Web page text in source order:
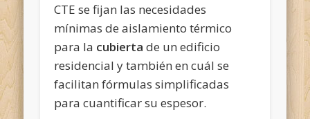
CTE se fijan las necesidades
mínimas de aislamiento térmico
para la cubierta de un edificio
residencial y también en cuál se
facilitan fórmulas simplificadas
para cuantificar su espesor.